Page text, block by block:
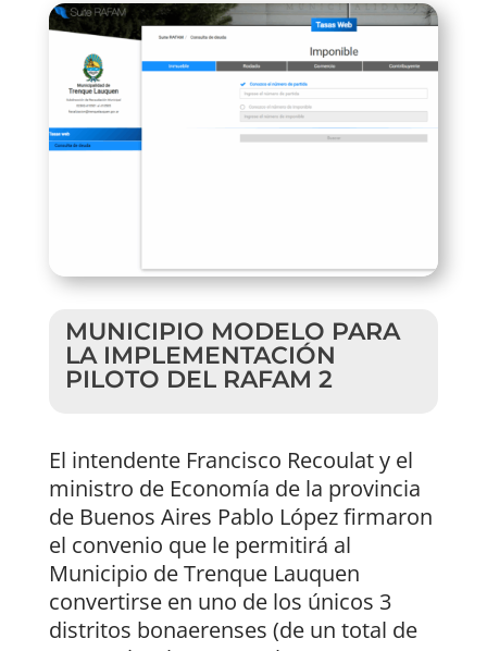
MUNICIPIO MODELO PARA
LA IMPLEMENTACIÓN
PILOTO DEL RAFAM 2
El intendente Francisco Recoulat y el
ministro de Economía de la provincia
de Buenos Aires Pablo López firmaron
el convenio que le permitirá al
Municipio de Trenque Lauquen
convertirse en uno de los únicos 3
distritos bonaerenses (de un total de